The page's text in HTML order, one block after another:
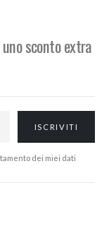
sconto extra
dei miei dati